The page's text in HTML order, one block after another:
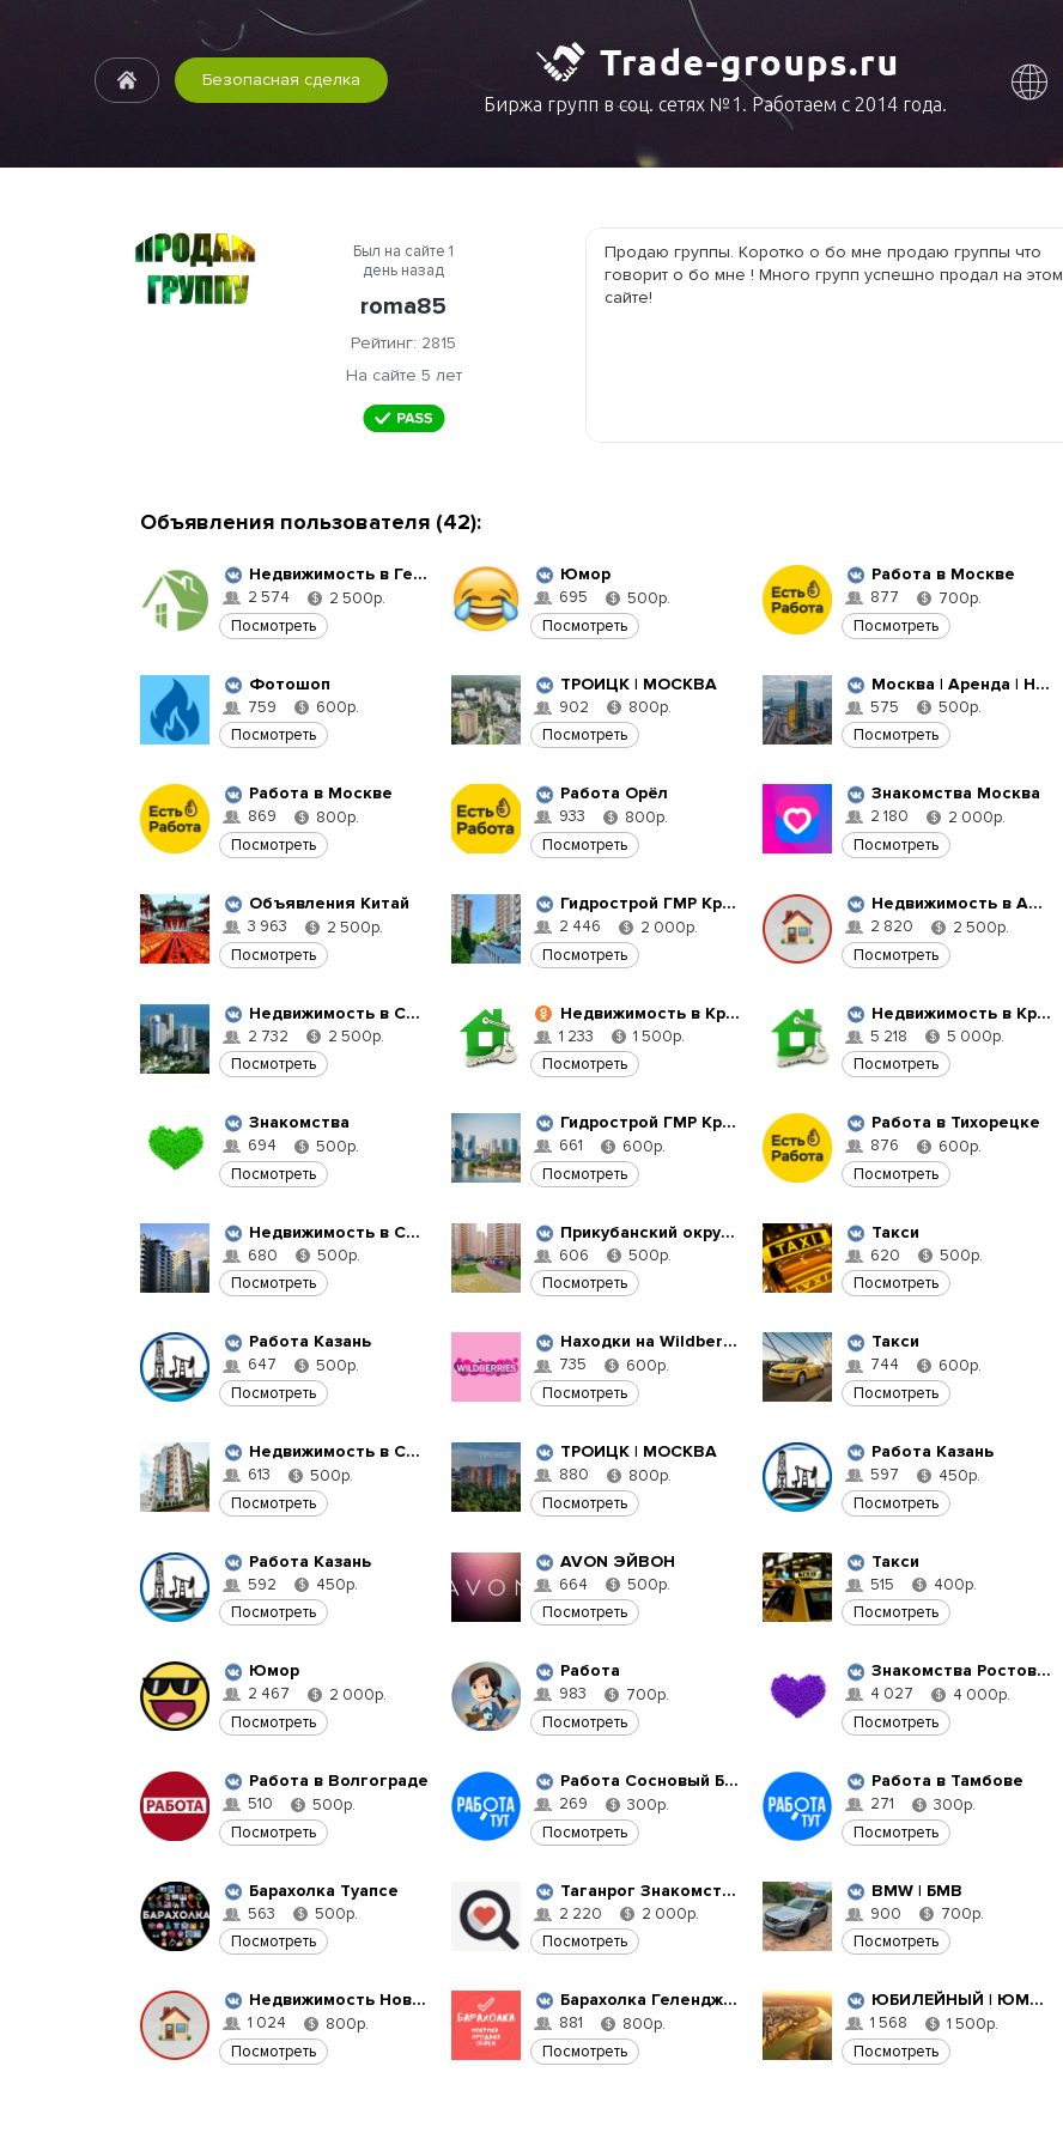
Безопасная сделка
Биржа групп в соц. сетях №1. Работаем с 2014 года.
Был на сайте 1
день назад
roma85
Рейтинг: 2815
На сайте 5 лет
Продаю группы. Коротко о бо мне продаю группы что
говорит о бо мне ! Много групп успешно продал на этом
сайте!
Объявления пользователя (42):
Недвижимость в Геленджике
2 574 $
2 500р.
Посмотреть
Юмор
695 $
500р.
Посмотреть
Работа в Москве
877 $
700р.
Посмотреть
Фотошоп
759 $
600р.
Посмотреть
ТРОИЦК | МОСКВА
902 $
800р.
Посмотреть
Москва | Аренда | Недвижимость
575 $
500р.
Посмотреть
Работа в Москве
869 $
800р.
Посмотреть
Работа Орёл
933 $
800р.
Посмотреть
Знакомства Москва
2 180 $
2 000р.
Посмотреть
Объявления Китай
3 963 $
2 500р.
Посмотреть
Гидрострой ГМР Краснодар
2 446 $
2 000р.
Посмотреть
Недвижимость в Анапе
2 820 $
2 500р.
Посмотреть
Недвижимость в Сочи |Сдам|Снять|Квартиру
2 732 $
2 500р.
Посмотреть
Недвижимость в Краснодаре
1 233 $
1 500р.
Посмотреть
Недвижимость в Краснодаре
5 218 $
5 000р.
Посмотреть
Знакомства
694 $
500р.
Посмотреть
Гидрострой ГМР Краснодар
661 $
600р.
Посмотреть
Работа в Тихорецке
876 $
600р.
Посмотреть
Недвижимость в Сочи
680 $
500р.
Посмотреть
Прикубанский округ Краснодар
606 $
500р.
Посмотреть
Такси
620 $
500р.
Посмотреть
Работа Казань
647 $
500р.
Посмотреть
Находки на Wildberries
735 $
600р.
Посмотреть
Такси
744 $
600р.
Посмотреть
Недвижимость в Сочи
613 $
500р.
Посмотреть
ТРОИЦК | МОСКВА
880 $
800р.
Посмотреть
Работа Казань
597 $
450р.
Посмотреть
Работа Казань
592 $
450р.
Посмотреть
AVON ЭЙВОН
664 $
500р.
Посмотреть
Такси
515 $
400р.
Посмотреть
Юмор
2 467 $
2 000р.
Посмотреть
Работа
983 $
700р.
Посмотреть
Знакомства Ростов-на-Дону
4 027 $
4 000р.
Посмотреть
Работа в Волгограде
510 $
500р.
Посмотреть
Работа Сосновый Бор
269 $
300р.
Посмотреть
Работа в Тамбове
271 $
300р.
Посмотреть
Барахолка Туапсе
563 $
500р.
Посмотреть
Таганрог Знакомства
2 220 $
2 000р.
Посмотреть
BMW | БМВ
900 $
700р.
Посмотреть
Недвижимость Новороссийск
1 024 $
800р.
Посмотреть
Барахолка Геленджик
881 $
800р.
Посмотреть
ЮБИЛЕЙНЫЙ | ЮМР | Краснодар
1 568 $
1 500р.
Посмотреть